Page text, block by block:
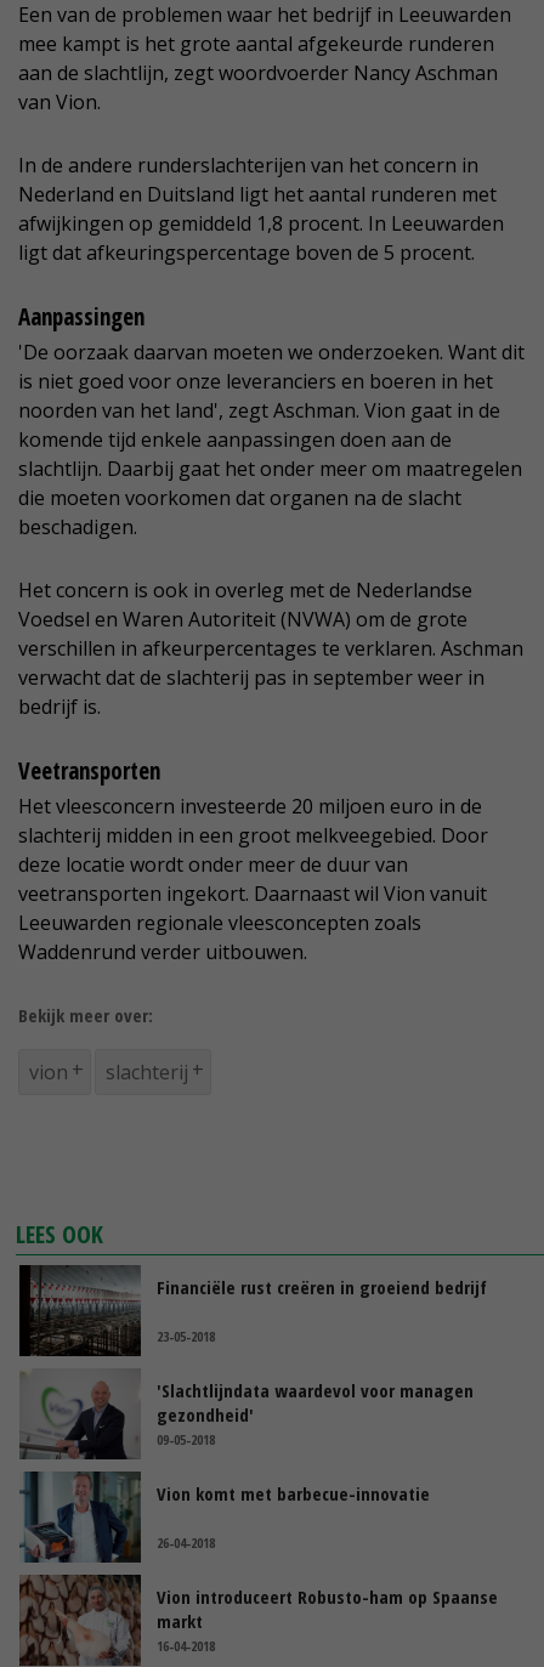
Een van de problemen waar het bedrijf in Leeuwarden
mee kampt is het grote aantal afgekeurde runderen
aan de slachtlijn, zegt woordvoerder Nancy Aschman
van Vion.
In de andere runderslachterijen van het concern in
Nederland en Duitsland ligt het aantal runderen met
afwijkingen op gemiddeld 1,8 procent. In Leeuwarden
ligt dat afkeuringspercentage boven de 5 procent.
Aanpassingen
'De oorzaak daarvan moeten we onderzoeken. Want dit
is niet goed voor onze leveranciers en boeren in het
noorden van het land', zegt Aschman. Vion gaat in de
komende tijd enkele aanpassingen doen aan de
slachtlijn. Daarbij gaat het onder meer om maatregelen
die moeten voorkomen dat organen na de slacht
beschadigen.
Het concern is ook in overleg met de Nederlandse
Voedsel en Waren Autoriteit (NVWA) om de grote
verschillen in afkeurpercentages te verklaren. Aschman
verwacht dat de slachterij pas in september weer in
bedrijf is.
Veetransporten
Het vleesconcern investeerde 20 miljoen euro in de
slachterij midden in een groot melkveegebied. Door
deze locatie wordt onder meer de duur van
veetransporten ingekort. Daarnaast wil Vion vanuit
Leeuwarden regionale vleesconcepten zoals
Waddenrund verder uitbouwen.
Bekijk meer over:
vion slachterij
LEES OOK
Financiële rust creëren in groeiend bedrijf
23-05-2018
'Slachtlijndata waardevol voor managen
gezondheid'
09-05-2018
Vion komt met barbecue-innovatie
26-04-2018
Vion introduceert Robusto-ham op Spaanse
markt
16-04-2018